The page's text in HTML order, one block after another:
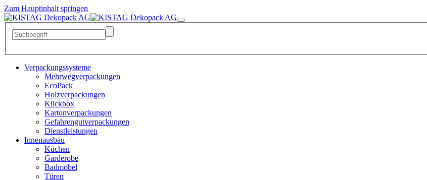
Zum Hauptinhalt springen
Verpackungssysteme
Mehrwegverpackungen
EcoPack
Holzverpackungen
Klickbox
Kartonverpackungen
Gefahrengutverpackungen
Dienstleistungen
Innenausbau
Küchen
Garderobe
Badmöbel
Türen